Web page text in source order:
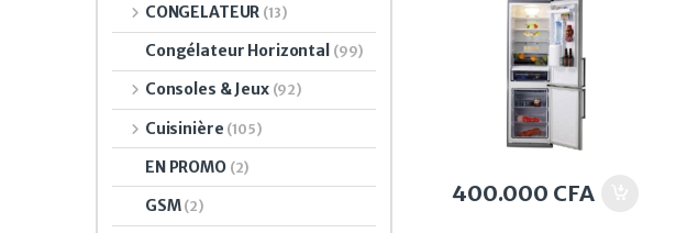
400.000 CFA
CONGELATEUR (13)
Congélateur Horizontal (99)
Consoles & Jeux (92)
Cuisinière (105)
EN PROMO (2)
GSM (2)